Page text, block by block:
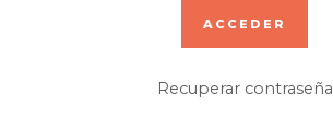
Recuperar contraseña